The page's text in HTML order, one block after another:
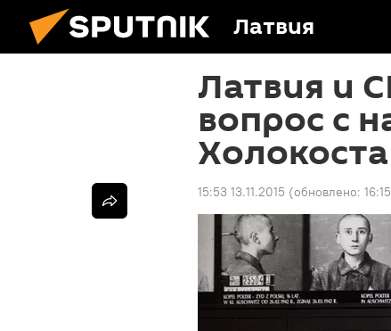
Латвия
Латвия и
вопрос с
Холокоста
15:53 13.11.2015 (обновлено: